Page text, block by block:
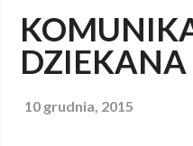
DZIEKANA
10 grudnia, 2015